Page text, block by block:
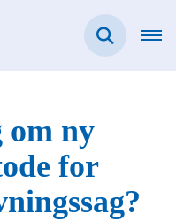
om ny
for